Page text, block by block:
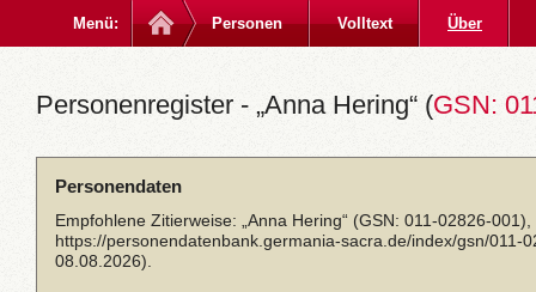
Menü: Personen Volltext Über
Personenregister - „Anna Hering“ (GSN:
Personendaten
Empfohlene Zitierweise: „Anna Hering“ (GSN: 011-02826-
https://personendatenbank.germania-sacra.de/index/gsn/011-
08.08.2026).